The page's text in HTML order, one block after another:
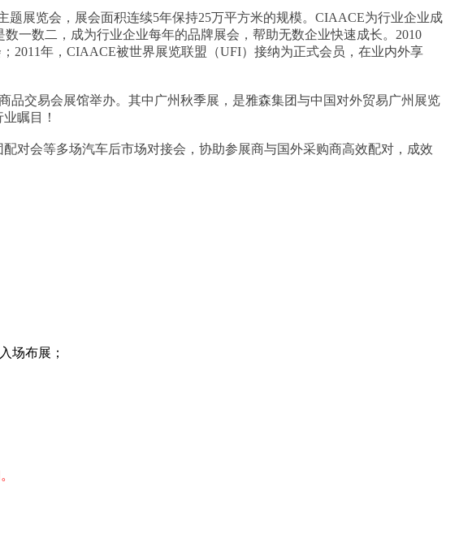
展览会，展会面积连续5年保持25万平方米的规模。CIAACE为行业企业成
一数二，成为行业企业每年的品牌展会，帮助无数企业快速成长。2010
2011年，CIAACE被世界展览联盟（UFI）接纳为正式会员，在业内外享
品交易会展馆举办。其中广州秋季展，是雅森集团与中国对外贸易广州展览
瞩目！
对会等多场汽车后市场对接会，协助参展商与国外采购商高效配对，成效
场布展；